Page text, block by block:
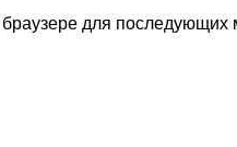
для последующих